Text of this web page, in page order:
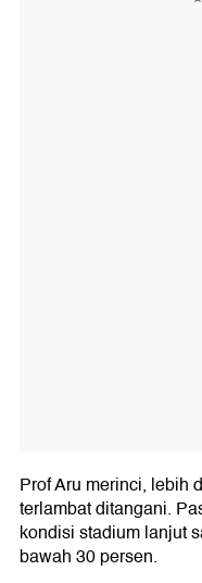
Prof Aru merinci, lebih
terlambat ditangani.
kondisi stadium lanjut
bawah 30 persen.